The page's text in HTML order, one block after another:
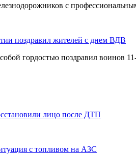
с
поздравил жителей с днем ВДВ
гордостью поздравил воинов
лицо после ДТП
с топливом на АЗС